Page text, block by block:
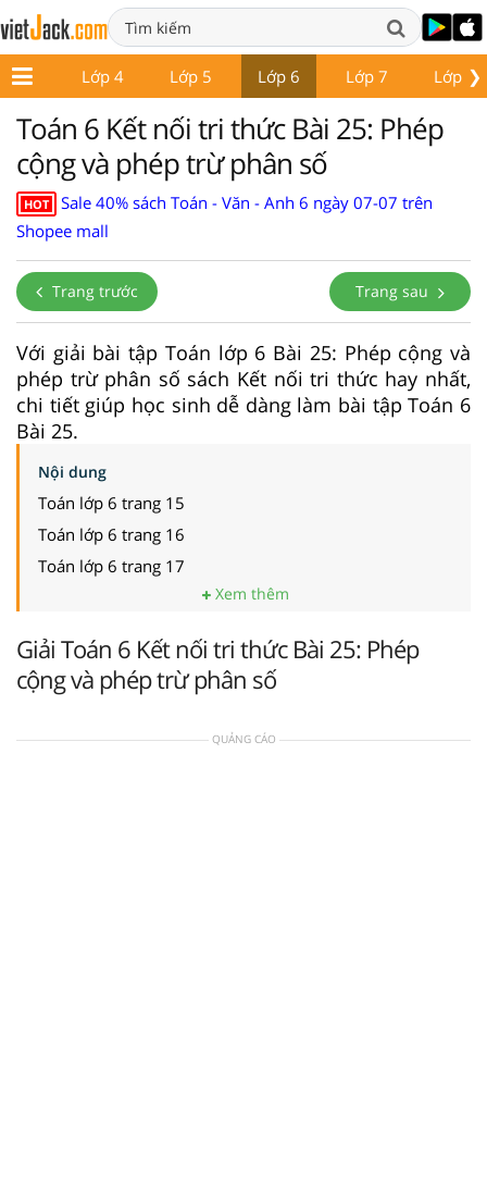
❯
3 Lớp 4 Lớp 5 Lớp 6 Lớp 7 Lớp 8
Toán 6 Kết nối tri thức Bài 25: Phép
cộng và phép trừ phân số
HOT
Sale 40% sách Toán - Văn - Anh 6 ngày 07-07 trên
Shopee mall
Trang trước Trang sau
Với giải bài tập Toán lớp 6 Bài 25: Phép cộng và
phép trừ phân số sách Kết nối tri thức hay nhất,
chi tiết giúp học sinh dễ dàng làm bài tập Toán 6
Bài 25.
Nội dung
Toán lớp 6 trang 15
Toán lớp 6 trang 16
Toán lớp 6 trang 17
Xem thêm
Giải Toán 6 Kết nối tri thức Bài 25: Phép
cộng và phép trừ phân số
QUẢNG CÁO